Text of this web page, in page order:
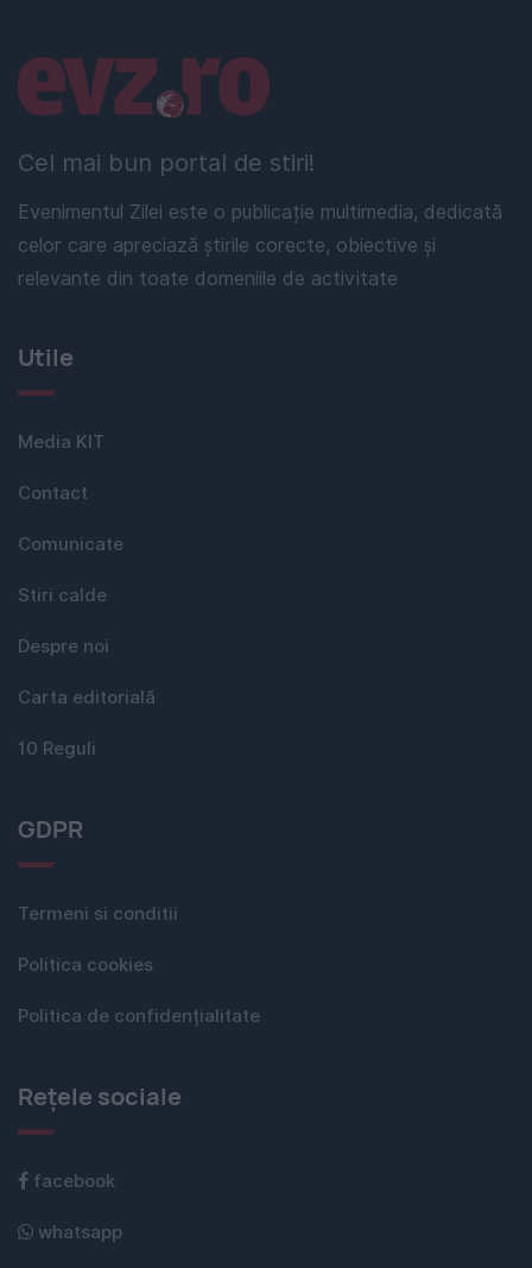
Cel mai bun portal de stiri!
Evenimentul Zilei este o publicație multimedia, dedicată
celor care apreciază știrile corecte, obiective și
relevante din toate domeniile de activitate
Linkuri utile
Utile
Media KIT
Contact
Comunicate
Stiri calde
Despre noi
Carta editorială
10 Reguli
GDPR
Termeni si conditii
Politica cookies
Politica de confidențialitate
Rețele sociale
facebook
whatsapp